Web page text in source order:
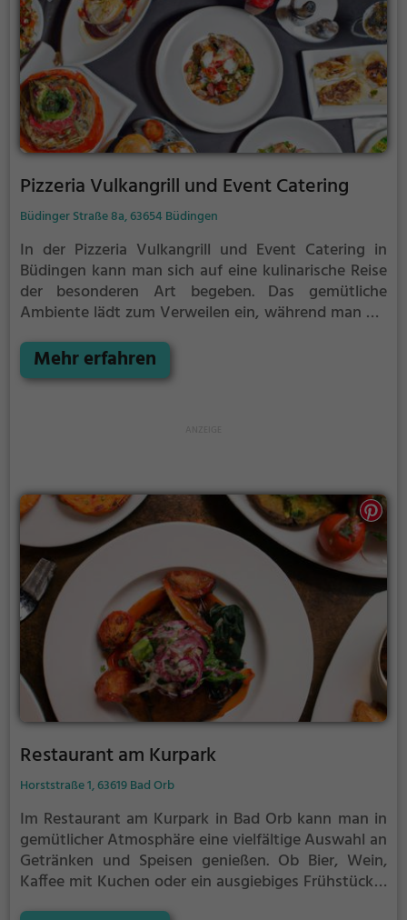
Pizzeria Vulkangrill und Event Catering
Büdinger Straße 8a, 63654 Büdingen
In der Pizzeria Vulkangrill und Event Catering in
Büdingen kann man sich auf eine kulinarische Reise
der besonderen Art begeben. Das gemütliche
Ambiente lädt zum Verweilen ein, während man die
vegetarischen Speisen genießen kann. Für den Durst
gibt es eine große Auswahl an erfrischenden
Mehr erfahren
Restaurant am Kurpark
Horststraße 1, 63619 Bad Orb
Im Restaurant am Kurpark in Bad Orb kann man in
gemütlicher Atmosphäre eine vielfältige Auswahl an
Getränken und Speisen genießen. Ob Bier, Wein,
Kaffee mit Kuchen oder ein ausgiebiges Frühstück –